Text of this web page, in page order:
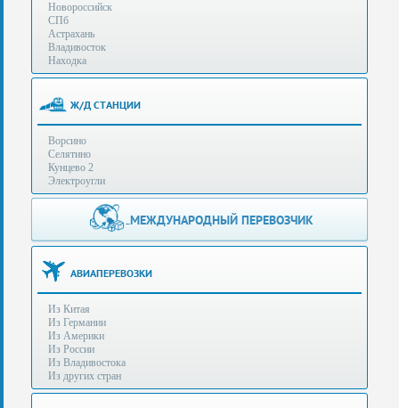
Стоимость
услуг
Контакты
Заказать
звонок
Сделать
запрос
Многоканальный
телефон:
(495)
788-
Бесплатные
консультации
Дополнительные
+7 (929) 575-
96-62
+7 (925) 104-
15-94
e-mail:info@s-standard.ru
Новороссийск
СПб
Астрахань
Владивосток
Находка
Ж/Д СТАНЦИИ
Ворсино
Селятино
Кунцево 2
Электроугли
МЕЖДУНАРОДНЫЙ ПЕРЕВОЗЧИК
АВИАПЕРЕВОЗКИ
Из Китая
Из Германии
Из Америки
Из России
Из Владивостока
Из других стран